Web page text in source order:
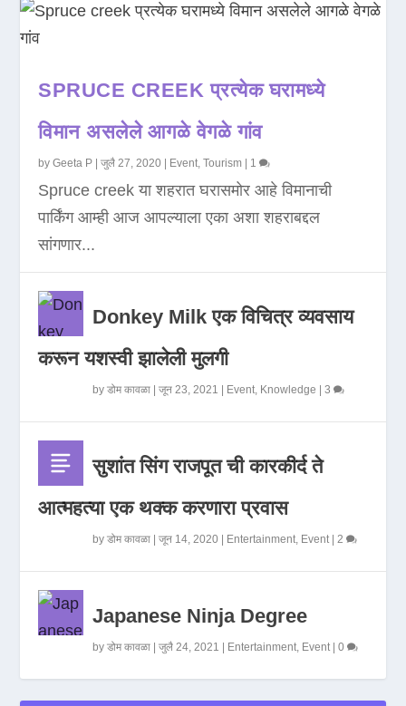
SPRUCE CREEK प्रत्येक घरामध्ये
विमान असलेले आगळे वेगळे गांव
byGeeta P |जुलै 27, 2020 Event,Tourism 1
Spruce creek या शहरात घरासमोर आहे विमानाची
पार्किंग आम्ही आज आपल्याला एका अशा शहराबद्दल
सांगणार...
Donkey Milk एक विचित्र व्यवसाय
करून यशस्वी झालेली मुलगी
byडोम कावळा |जून 23, 2021 Event, Knowledge |3
सुशांत सिंग राजपूत ची कारकीर्द ते
आत्महत्या एक थक्क करणारा प्रवास
byडोम कावळा |जून 14, 2020 Entertainment, Event|2
Japanese Ninja Degree
byडोम कावळा |जुलै 24, 2021 Entertainment, Event|0